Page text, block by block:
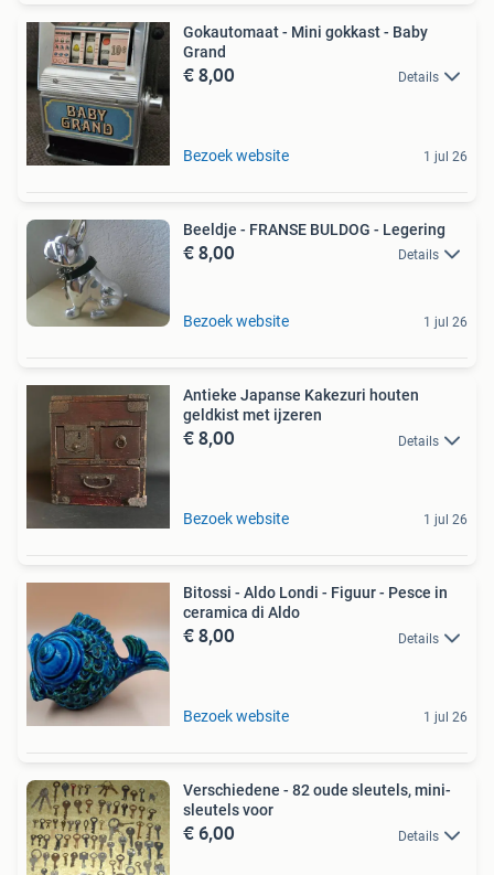
Gokautomaat - Mini gokkast - Baby
Grand
€ 8,00 Details
Bezoek website 1 jul 26
Beeldje - FRANSE BULDOG - Legering
€ 8,00 Details
Bezoek website 1 jul 26
Antieke Japanse Kakezuri houten
geldkist met ijzeren
€ 8,00 Details
Bezoek website 1 jul 26
Bitossi - Aldo Londi - Figuur - Pesce in
ceramica di Aldo
€ 8,00 Details
Bezoek website 1 jul 26
Verschiedene - 82 oude sleutels, mini-
sleutels voor
€ 6,00 Details